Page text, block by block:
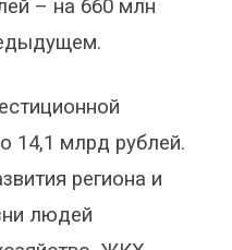
– на 660 млн
14,1 млрд рублей.
региона и
людей